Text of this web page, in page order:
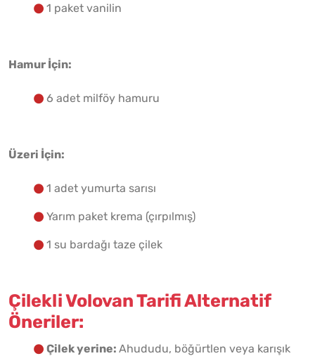
1 paket vanilin
Hamur İçin:
6 adet milföy hamuru
Üzeri İçin:
1 adet yumurta sarısı
Yarım paket krema (çırpılmış)
1 su bardağı taze çilek
Çilekli Volovan Tarifi Alternatif
Öneriler:
Çilek yerine: Ahududu, böğürtlen veya karışık